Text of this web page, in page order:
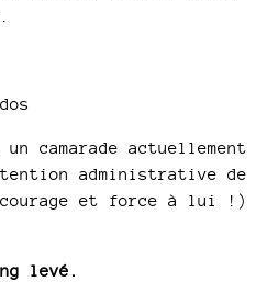
camarade actuellement
administrative de
courage et force à lui !)
levé.